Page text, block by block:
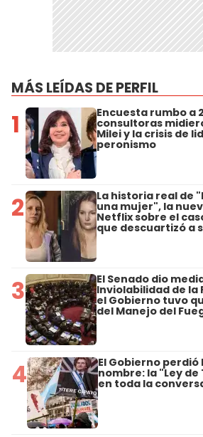
MÁS LEÍDAS DE PERFIL
1 Encuesta rumbo a
consultoras
Milei y la crisis de
peronismo
2 La historia real de
una mujer", la
Netflix sobre el
que descuartizó a
3 El Senado dio
Inviolabilidad de la
el Gobierno tuvo
del Manejo del
4 El Gobierno
nombre: la "Ley
en toda la